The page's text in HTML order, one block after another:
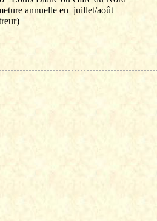
annuelle en juillet/août